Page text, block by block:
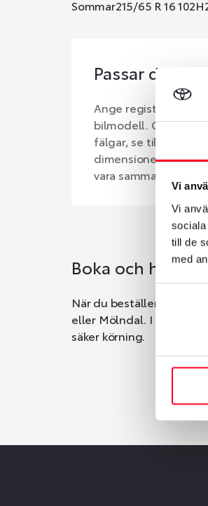
Vi
Vi
till de
med
Sommar215/65 R 16 102H
Passar detta
Ange
bilmodell. Om du
fälgar, se till att
dimensioner. Ibland
vara samma
Boka och hämta
När du beställer dina
eller Mölndal. I
säker körning.